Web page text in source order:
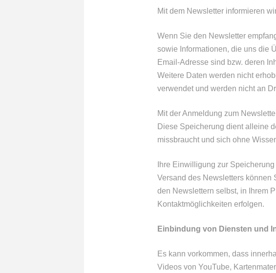
Mit dem Newsletter informieren
Wenn Sie den Newsletter
sowie Informationen, die uns die
Email-Adresse sind bzw. deren
Weitere Daten werden nicht
verwendet und werden nicht an
Mit der Anmeldung zum
Diese Speicherung dient alleine
missbraucht und sich ohne
Ihre Einwilligung zur
Versand des Newsletters können
den Newslettern selbst, in Ihrem
Kontaktmöglichkeiten erfolgen.
Einbindung von Diensten und
Es kann vorkommen, dass
Videos von YouTube,